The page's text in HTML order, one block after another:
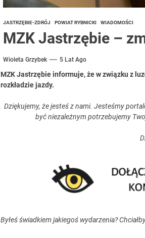
JASTRZĘBIE-ZDRÓJ POWIAT RYBNICKI WIADOMOŚCI
MZK Jastrzębie –
Wioleta Grzybek 5 Lat Ago
MZK Jastrzębie informuje, że w związku z
rozkładzie jazdy.
Dziękujemy, że jesteś z nami. Jesteśmy
być niezależnym potrzebujemy
Byłeś świadkiem jakiegoś wydarzenia?